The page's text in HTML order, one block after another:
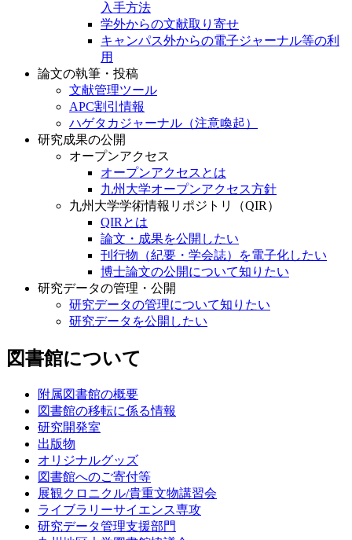
入手方法
学外からの文献取り寄せ
キャンパス外からの電子ジャーナル等の利
用
論文の執筆・投稿
文献管理ツール
APC割引情報
ハゲタカジャーナル（注意喚起）
研究成果の公開
オープンアクセス
オープンアクセスとは
九州大学オープンアクセス方針
九州大学学術情報リポジトリ（QIR）
QIRとは
論文・成果を公開したい
刊行物（紀要・学会誌）を電子化したい
博士論文の公開について知りたい
研究データの管理・公開
研究データの管理について知りたい
研究データを公開したい
図書館について
附属図書館の概要
図書館の移転に係る情報
研究開発室
出版物
オリジナルグッズ
図書館へのご寄付等
展観クロニクル/貴重文物講習会
ライブラリーサイエンス専攻
研究データ管理支援部門